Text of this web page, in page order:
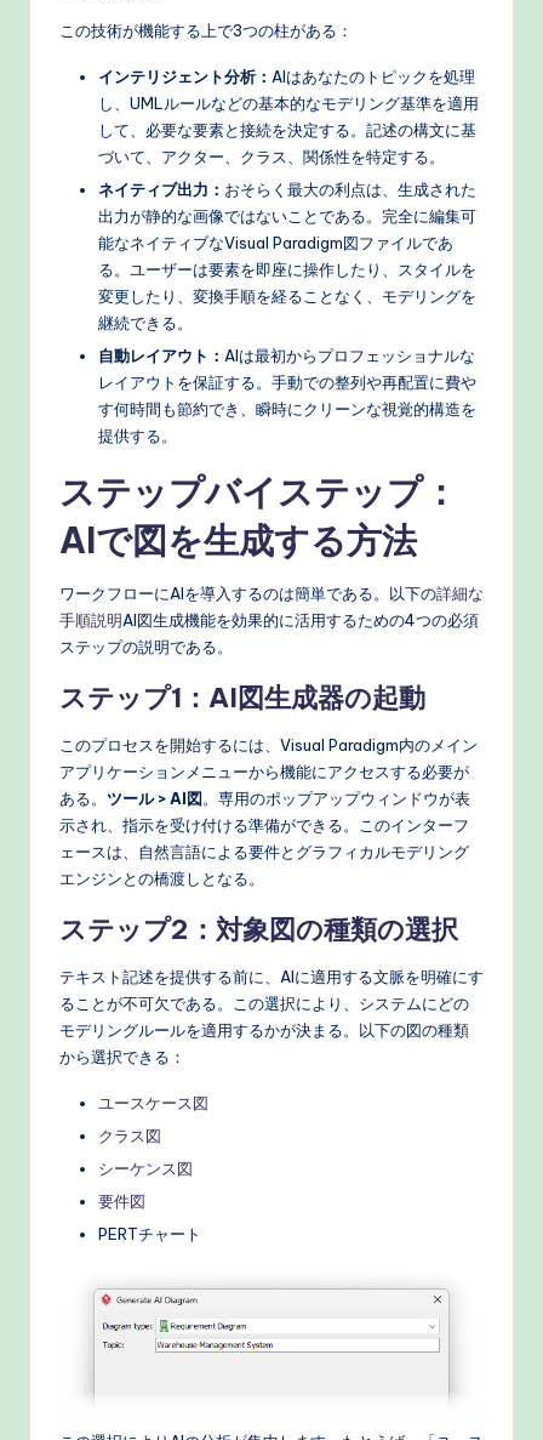
この技術が機能する上で3つの柱がある：
インテリジェント分析： AIはあなたのトピックを処理
し、UMLルールなどの基本的なモデリング基準を適用
して、必要な要素と接続を決定する。記述の構文に基
づいて、アクター、クラス、関係性を特定する。
ネイティブ出力： おそらく最大の利点は、生成された
出力が静的な画像ではないことである。完全に編集可
能なネイティブなVisual Paradigm図ファイルであ
る。ユーザーは要素を即座に操作したり、スタイルを
変更したり、変換手順を経ることなく、モデリングを
継続できる。
自動レイアウト： AIは最初からプロフェッショナルな
レイアウトを保証する。手動での整列や再配置に費や
す何時間も節約でき、瞬時にクリーンな視覚的構造を
提供する。
ステップバイステップ：
AIで図を生成する方法
ワークフローにAIを導入するのは簡単である。以下の詳細な
手順説明AI図生成機能を効果的に活用するための4つの必須
ステップの説明である。
ステップ1：AI図生成器の起動
このプロセスを開始するには、Visual Paradigm内のメイン
アプリケーションメニューから機能にアクセスする必要が
ある。 ツール > AI図。専用のポップアップウィンドウが表
示され、指示を受け付ける準備ができる。このインターフ
ェースは、自然言語による要件とグラフィカルモデリング
エンジンとの橋渡しとなる。
ステップ2：対象図の種類の選択
テキスト記述を提供する前に、AIに適用する文脈を明確にす
ることが不可欠である。この選択により、システムにどの
モデリングルールを適用するかが決まる。以下の図の種類
から選択できる：
ユースケース図
クラス図
シーケンス図
要件図
PERTチャート